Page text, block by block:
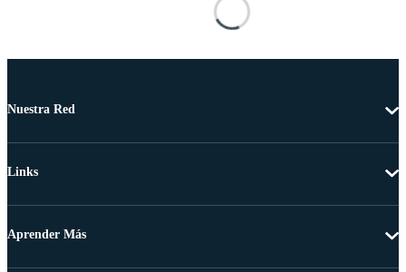
Nuestra Red
Links
Aprender Más